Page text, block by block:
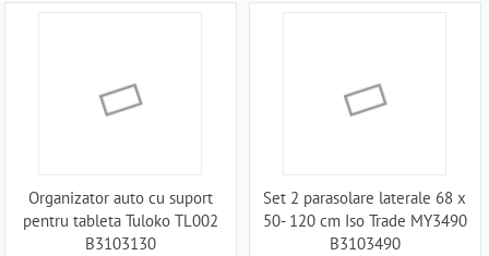
Organizator auto cu suport
pentru tableta Tuloko TL002
B3103130
Set 2 parasolare laterale 68 x
50- 120 cm Iso Trade MY3490
B3103490